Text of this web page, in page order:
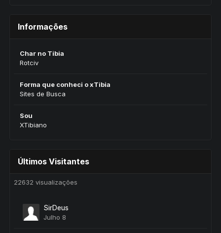
Informações
Char no Tibia
Rotciv
Forma que conheci o xTibia
Sites de Busca
Sou
XTibiano
Últimos Visitantes
22632 visualizações
SirDeus
Julho 8